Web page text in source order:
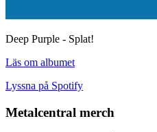
Deep Purple - Splat!
Läs om albumet
Lyssna på Spotify
Metalcentral merch